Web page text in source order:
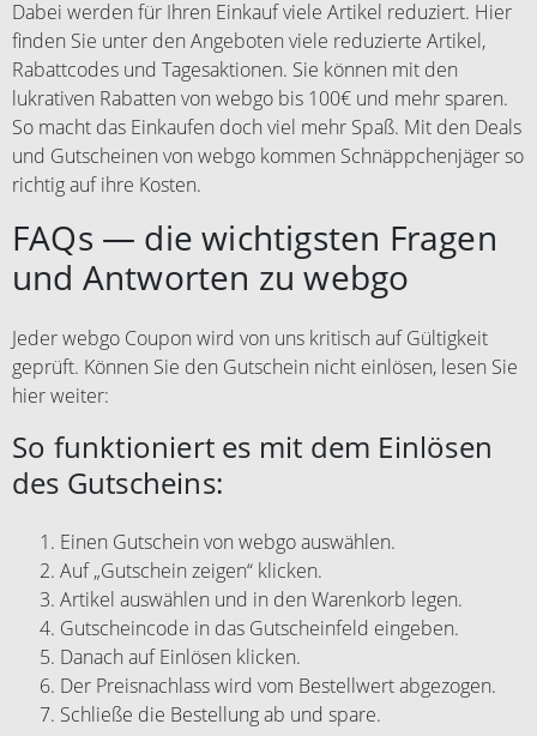
Dabei werden für Ihren Einkauf viele Artikel reduziert. Hier
finden Sie unter den Angeboten viele reduzierte Artikel,
Rabattcodes und Tagesaktionen. Sie können mit den
lukrativen Rabatten von webgo bis 100€ und mehr sparen.
So macht das Einkaufen doch viel mehr Spaß. Mit den Deals
und Gutscheinen von webgo kommen Schnäppchenjäger so
richtig auf ihre Kosten.
FAQs — die wichtigsten Fragen
und Antworten zu webgo
Jeder webgo Coupon wird von uns kritisch auf Gültigkeit
geprüft. Können Sie den Gutschein nicht einlösen, lesen Sie
hier weiter:
So funktioniert es mit dem Einlösen
des Gutscheins:
Einen Gutschein von webgo auswählen.
Auf „Gutschein zeigen“ klicken.
Artikel auswählen und in den Warenkorb legen.
Gutscheincode in das Gutscheinfeld eingeben.
Danach auf Einlösen klicken.
Der Preisnachlass wird vom Bestellwert abgezogen.
Schließe die Bestellung ab und spare.